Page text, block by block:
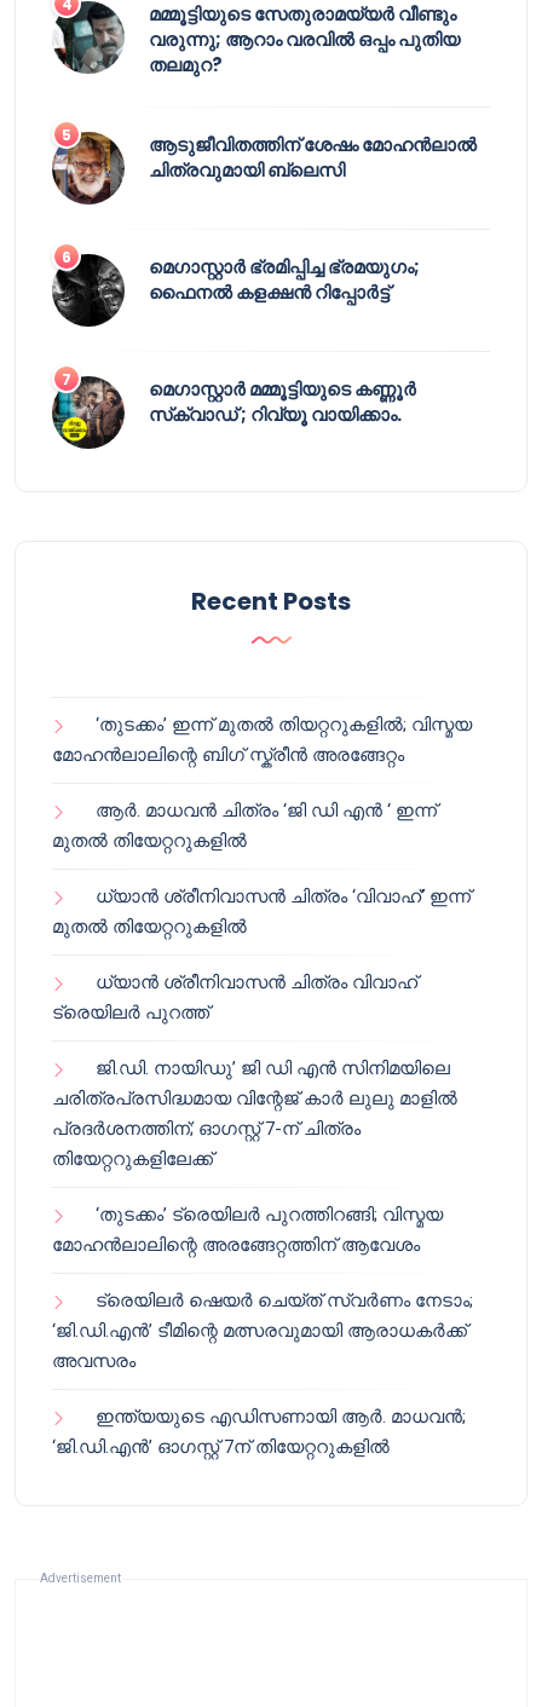
മമ്മൂട്ടിയുടെ സേതുരാമയ്യർ വീണ്ടും
വരുന്നു; ആറാം വരവിൽ ഒപ്പം പുതിയ
തലമുറ?
ആടുജീവിതത്തിന് ശേഷം മോഹൻലാൽ
ചിത്രവുമായി ബ്ലെസി
മെഗാസ്റ്റാർ ഭ്രമിപ്പിച്ച ഭ്രമയുഗം;
ഫൈനൽ കളക്ഷൻ റിപ്പോർട്ട്
മെഗാസ്റ്റാർ മമ്മൂട്ടിയുടെ കണ്ണൂർ
സ്‌ക്വാഡ് ; റിവ്യൂ വായിക്കാം.
Recent Posts
‘തുടക്കം’ ഇന്ന് മുതൽ തിയറ്ററുകളിൽ; വിസ്മയ
മോഹൻലാലിന്റെ ബിഗ് സ്ക്രീൻ അരങ്ങേറ്റം
ആർ. മാധവൻ ചിത്രം ‘ജി ഡി എൻ ‘ ഇന്ന്
മുതൽ തിയേറ്ററുകളിൽ
ധ്യാൻ ശ്രീനിവാസൻ ചിത്രം ‘വിവാഹ്’ ഇന്ന്
മുതൽ തിയേറ്ററുകളിൽ
ധ്യാൻ ശ്രീനിവാസൻ ചിത്രം വിവാഹ്
ട്രെയിലർ പുറത്ത്
ജി.ഡി. നായിഡു’ ജി ഡി എൻ സിനിമയിലെ
ചരിത്രപ്രസിദ്ധമായ വിന്റേജ് കാർ ലുലു മാളിൽ
പ്രദർശനത്തിന്; ഓഗസ്റ്റ് 7-ന് ചിത്രം
തിയേറ്ററുകളിലേക്ക്
‘തുടക്കം’ ട്രെയിലർ പുറത്തിറങ്ങി; വിസ്മയ
മോഹൻലാലിന്റെ അരങ്ങേറ്റത്തിന് ആവേശം
ട്രെയിലർ ഷെയർ ചെയ്‌ത് സ്വർണം നേടാം;
‘ജി.ഡി.എൻ’ ടീമിന്റെ മത്സരവുമായി ആരാധകർക്ക്
അവസരം
ഇന്ത്യയുടെ എഡിസണായി ആർ. മാധവൻ;
‘ജി.ഡി.എൻ’ ഓഗസ്റ്റ് 7ന് തിയേറ്ററുകളിൽ
Advertisement